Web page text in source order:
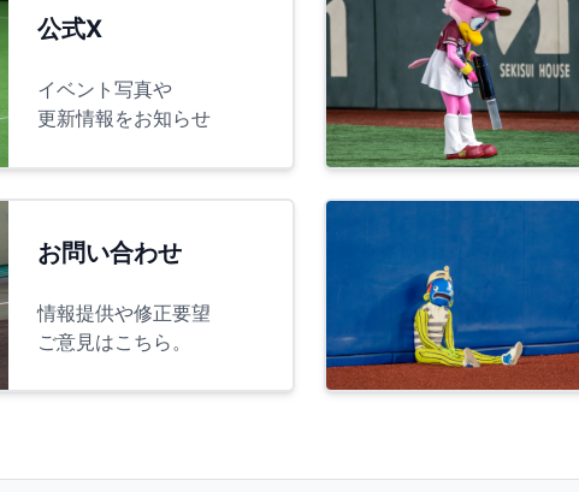
公式X
イベント写真や
更新情報をお知らせ
お問い合わせ
情報提供や修正要望
ご意見はこちら。